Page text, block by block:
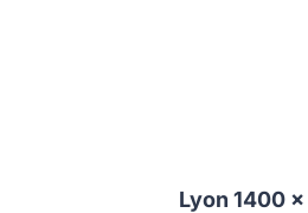
Lyon 1400